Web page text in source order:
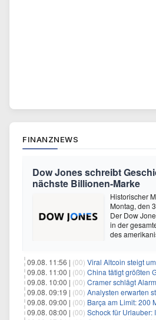
FINANZNEWS
Dow Jones schreibt
nächste Billionen-Marke
Historischer
Montag, den
Der Dow
in der
des
09.08. 11:56 | (00) Viral Altcoin steigt
09.08. 11:00 | (00) China tätigt größten
09.08. 10:00 | (00) Cramer schlägt
09.08. 09:19 | (00) Analysten erwarten
09.08. 09:00 | (00) Barça am Limit: 200
09.08. 08:00 | (00) Schock für Urlauber: